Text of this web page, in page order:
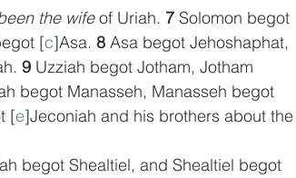
the wife of Uriah. 7 Solomon begot
[c]Asa. 8 Asa begot Jehoshaphat,
9 Uzziah begot Jotham, Jotham
begot Manasseh, Manasseh begot
[e]Jeconiah and his brothers about the
begot Shealtiel, and Shealtiel begot